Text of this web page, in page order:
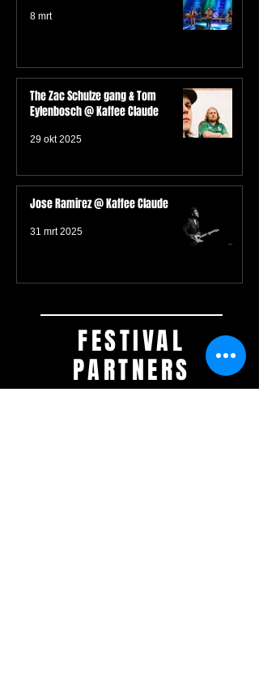
8 mrt
The Zac Schulze gang & Tom
Eylenbosch @ Kaffee Claude
29 okt 2025
Jose Ramirez @ Kaffee Claude
31 mrt 2025
FESTIVAL
PARTNERS